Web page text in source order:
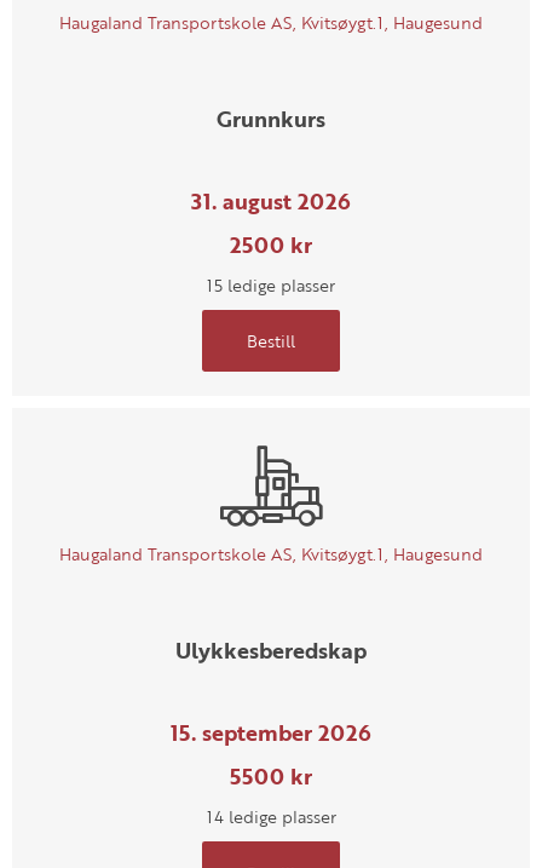
Haugaland Transportskole AS, Kvitsøygt.1, Haugesund
Grunnkurs
31. august 2026
2500 kr
15 ledige plasser
Bestill
Haugaland Transportskole AS, Kvitsøygt.1, Haugesund
Ulykkesberedskap
15. september 2026
5500 kr
14 ledige plasser